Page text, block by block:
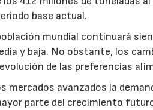
base actual.
mundial continuará
y baja. No obstante, los
de las preferencias
mercados avanzados la
parte del crecimiento